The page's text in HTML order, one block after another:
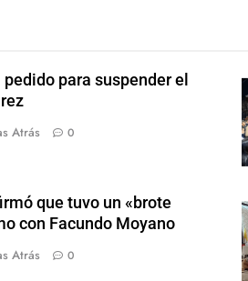
para suspender el
Atrás 0
que tuvo un «brote
con Facundo Moyano
Atrás 0